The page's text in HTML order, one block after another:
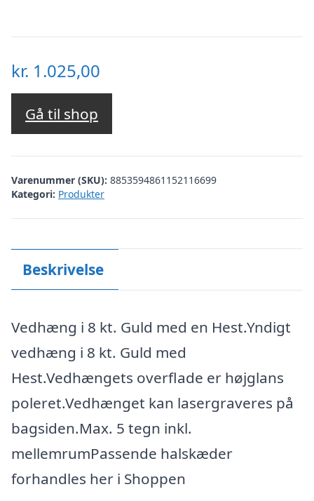
kr. 1.025,00
Gå til shop
Varenummer (SKU): 8853594861152116699
Kategori: Produkter
Beskrivelse
Vedhæng i 8 kt. Guld med en Hest.Yndigt
vedhæng i 8 kt. Guld med
Hest.Vedhængets overflade er højglans
poleret.Vedhænget kan lasergraveres på
bagsiden.Max. 5 tegn inkl.
mellemrumPassende halskæder
forhandles her i Shoppen